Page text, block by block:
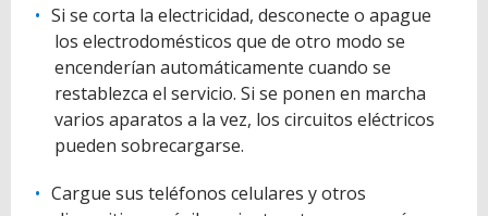
Si se corta la electricidad, desconecte o apague
los electrodomésticos que de otro modo se
encenderían automáticamente cuando se
restablezca el servicio. Si se ponen en marcha
varios aparatos a la vez, los circuitos eléctricos
pueden sobrecargarse.
Cargue sus teléfonos celulares y otros